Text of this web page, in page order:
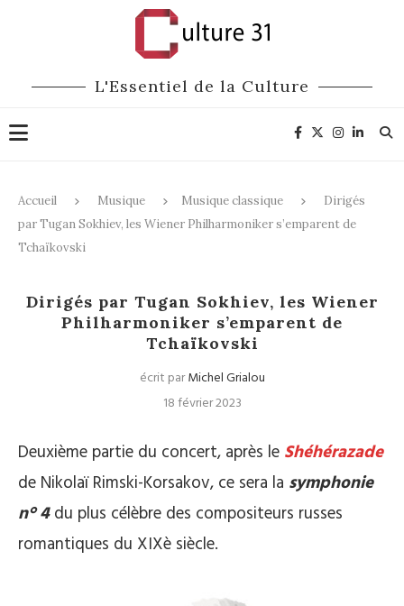
L'Essentiel de la Culture
Accueil Musique Musique classique
Dirigés
par Tugan Sokhiev, les Wiener Philharmoniker s’emparent de
Tchaïkovski
Dirigés par Tugan Sokhiev, les Wiener
Philharmoniker s’emparent de
Tchaïkovski
écrit parMichel Grialou
18 février 2023
Deuxième partie du concert, après le Shéhérazade
de Nikolaï Rimski-Korsakov, ce sera la symphonie
n° 4du plus célèbre des compositeurs russes
romantiques du XIXè siècle.